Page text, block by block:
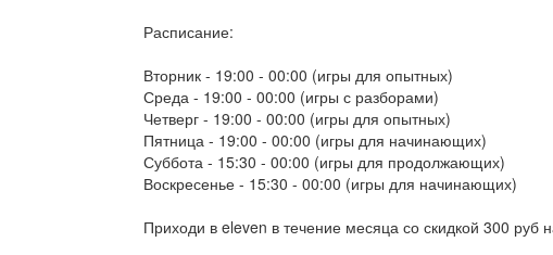
Расписание:
Вторник - 19:00 - 00:00 (игры для опытных)
Среда - 19:00 - 00:00 (игры с разборами)
Четверг - 19:00 - 00:00 (игры для опытных)
Пятница - 19:00 - 00:00 (игры для начинающих)
Суббота - 15:30 - 00:00 (игры для продолжающих)
Воскресенье - 15:30 - 00:00 (игры для начинающих)
Приходи в eleven в течение месяца со скидкой 300